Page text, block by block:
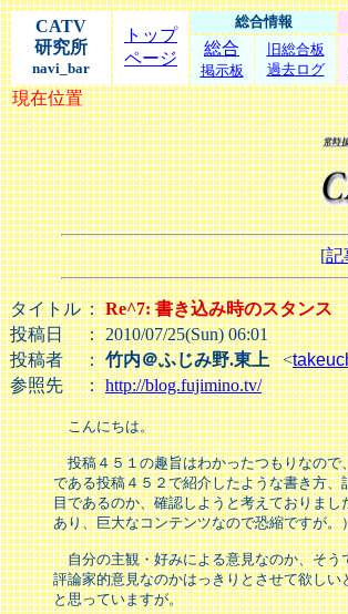
CATV
研究所
navi_bar
トップ
ページ
総合情報
総合
掲示板
旧総合板
過去ログ
現在位置
[記
タイトル：Re^7: 書き込み時のスタンス
投稿日
： 2010/07/25(Sun) 06:01
投稿者
：竹内＠ふじみ野.東上<
参照先
：http://blog.fujimino.tv/
こんにちは。
投稿４５１の趣旨はわかったつもりなので
である投稿４５２で紹介したような書き方、
目であるのか、確認しようと考えておりまし
あり、巨大なコンテンツなので恐縮ですが。
自分の主観・好みによる意見なのか、そう
評論家的意見なのかはっきりとさせて欲しい
と思っていますが。